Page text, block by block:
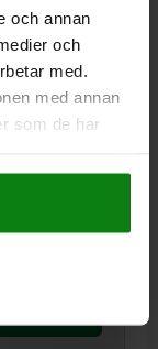
och annan
och
med.
med annan
som de har
ROSTFRITT